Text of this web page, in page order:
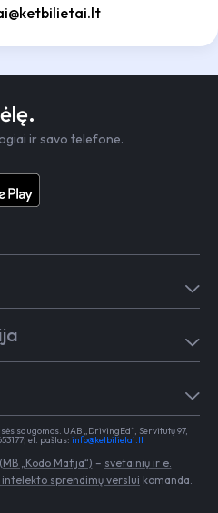
ir savo telefone.
saugomos. UAB „DrivingEd“, Servitutų 97,
el. paštas: info@ketbilietai.lt
„Kodo Mafija“) – svetainių ir e.
sprendimų verslui komanda.